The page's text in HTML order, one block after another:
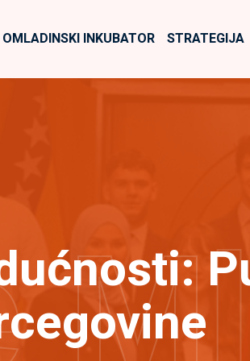
OMLADINSKI INKUBATOR STRATEGIJA